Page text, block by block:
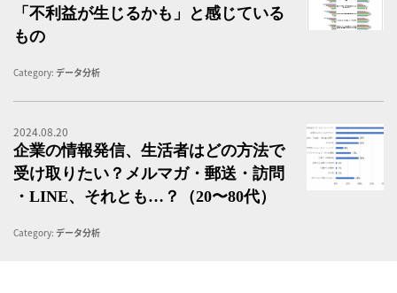
「不利益が生じるかも」と感じている
もの
Category: データ分析
2024.08.20
企業の情報発信、生活者はどの方法で
受け取りたい？メルマガ・郵送・訪問
・LINE、それとも…？（20〜80代）
Category: データ分析